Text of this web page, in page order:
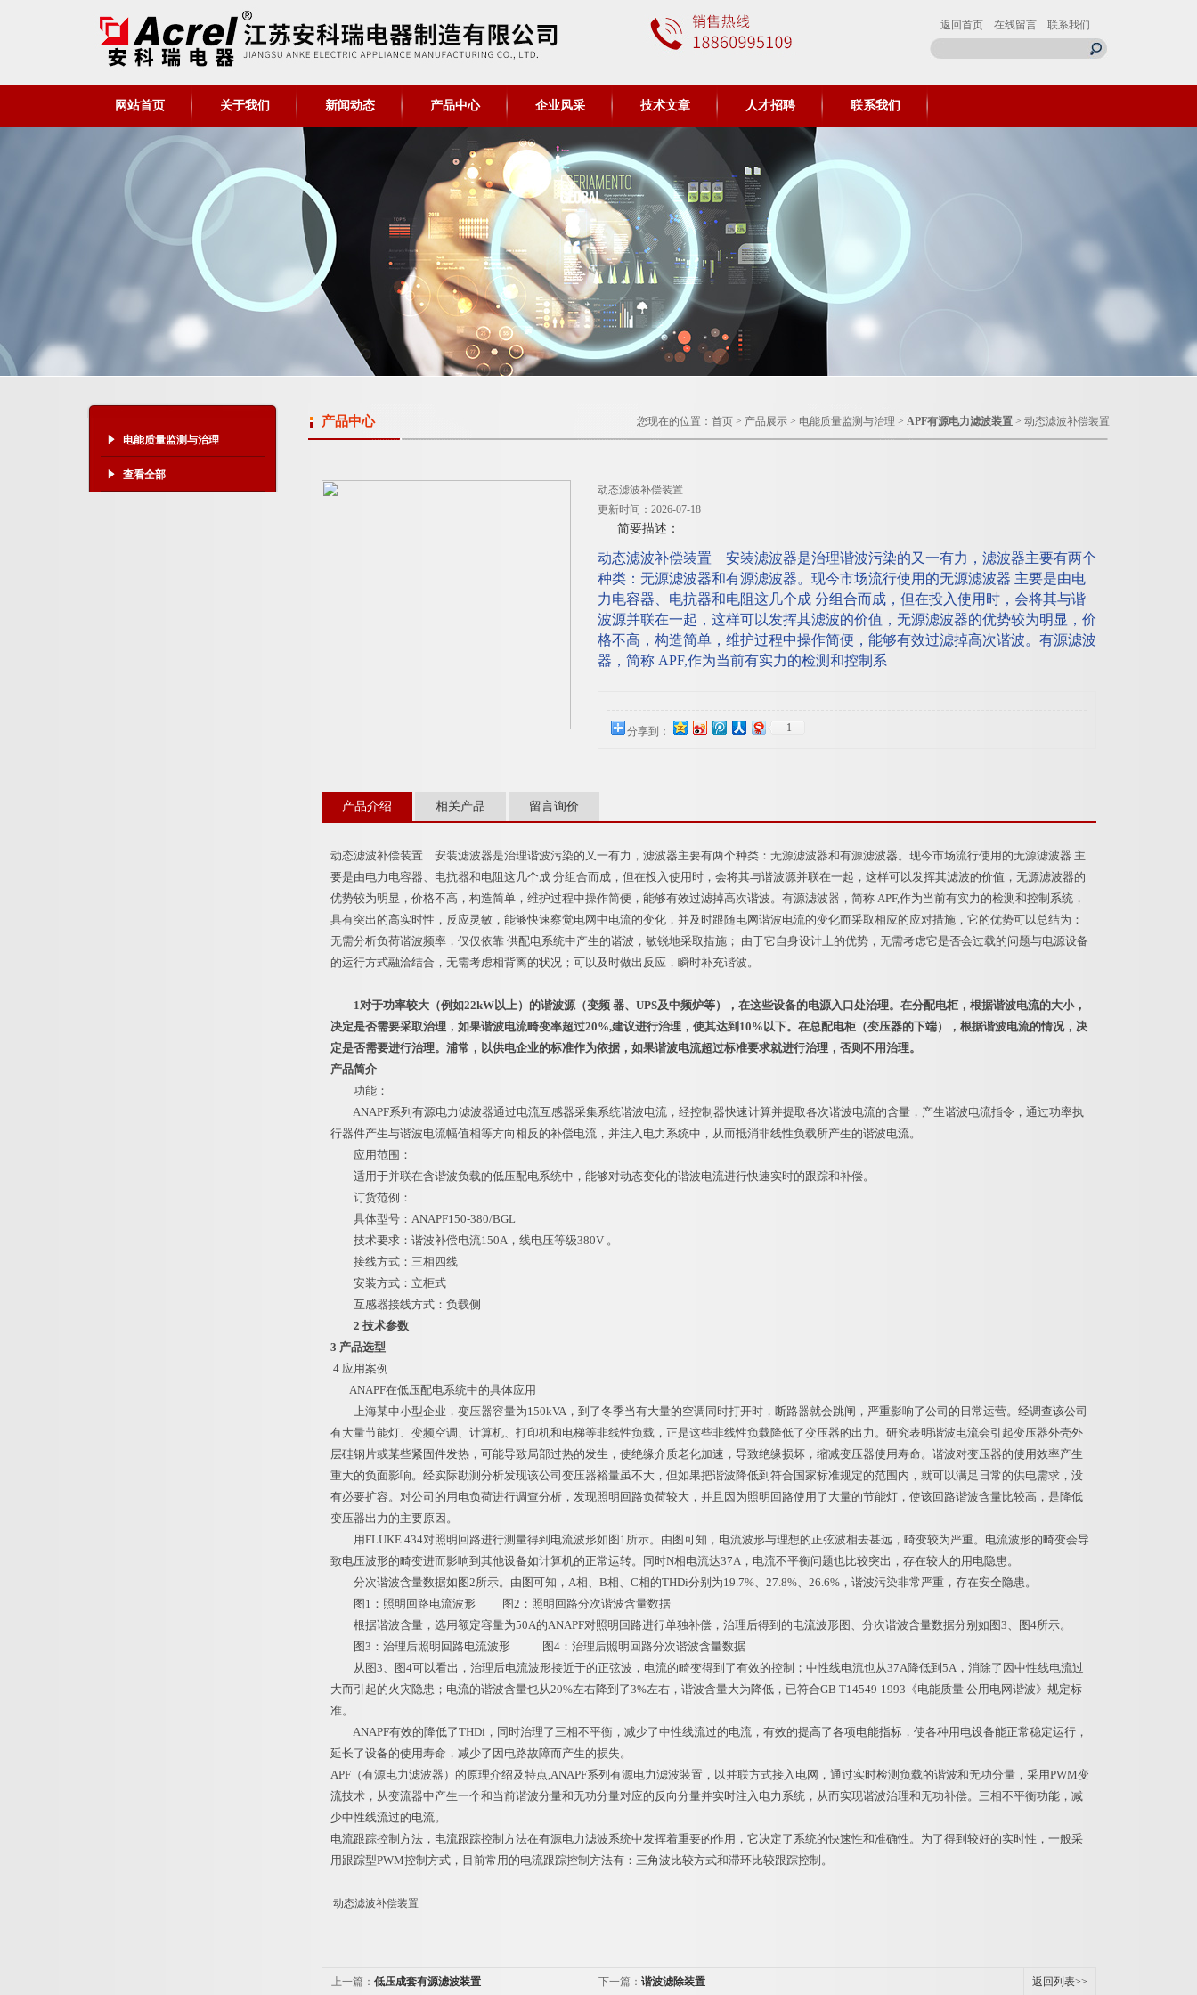
返回首页 在线留言 联系我们
网站首页 关于我们 新闻动态 产品中心 企业风采 技术文章 人才招聘 联系我们
电能质量监测与治理
查看全部
产品中心 您现在的位置： 首页 > 产品展示 > 电能质量监测与治理 > APF有源电力滤波装置 > 动态滤波补偿装置
动态滤波补偿装置
更新时间：2026-07-18
简要描述：
动态滤波补偿装置 安装滤波器是治理谐波污染的又一有力，滤波器主要有两个
种类：无源滤波器和有源滤波器。现今市场流行使用的无源滤波器 主要是由电
力电容器、电抗器和电阻这几个成 分组合而成，但在投入使用时，会将其与谐
波源并联在一起，这样可以发挥其滤波的价值，无源滤波器的优势较为明显，价
格不高，构造简单，维护过程中操作简便，能够有效过滤掉高次谐波。有源滤波
器，简称 APF,作为当前有实力的检测和控制系
分享到： 1
产品介绍 相关产品 留言询价
动态滤波补偿装置 安装滤波器是治理谐波污染的又一有力，滤波器主要有两个种类：无源滤波器和有源滤波器。现今市场流行使用的无源滤波器 主
要是由电力电容器、电抗器和电阻这几个成 分组合而成，但在投入使用时，会将其与谐波源并联在一起，这样可以发挥其滤波的价值，无源滤波器的
优势较为明显，价格不高，构造简单，维护过程中操作简便，能够有效过滤掉高次谐波。有源滤波器，简称 APF,作为当前有实力的检测和控制系统，
具有突出的高实时性，反应灵敏，能够快速察觉电网中电流的变化，并及时跟随电网谐波电流的变化而采取相应的应对措施，它的优势可以总结为：
无需分析负荷谐波频率，仅仅依靠 供配电系统中产生的谐波，敏锐地采取措施； 由于它自身设计上的优势，无需考虑它是否会过载的问题与电源设备
的运行方式融洽结合，无需考虑相背离的状况；可以及时做出反应，瞬时补充谐波。
1对于功率较大（例如22kW以上）的谐波源（变频 器、UPS及中频炉等），在这些设备的电源入口处治理。在分配电柜，根据谐波电流的大小，
决定是否需要采取治理，如果谐波电流畸变率超过20%,建议进行治理，使其达到10%以下。在总配电柜（变压器的下端），根据谐波电流的情况，决
定是否需要进行治理。浦常，以供电企业的标准作为依据，如果谐波电流超过标准要求就进行治理，否则不用治理。
产品简介
功能：
ANAPF系列有源电力滤波器通过电流互感器采集系统谐波电流，经控制器快速计算并提取各次谐波电流的含量，产生谐波电流指令，通过功率执
行器件产生与谐波电流幅值相等方向相反的补偿电流，并注入电力系统中，从而抵消非线性负载所产生的谐波电流。
应用范围：
适用于并联在含谐波负载的低压配电系统中，能够对动态变化的谐波电流进行快速实时的跟踪和补偿。
订货范例：
具体型号：ANAPF150-380/BGL
技术要求：谐波补偿电流150A，线电压等级380V 。
接线方式：三相四线
安装方式：立柜式
互感器接线方式：负载侧
2 技术参数
3 产品选型
4 应用案例
ANAPF在低压配电系统中的具体应用
上海某中小型企业，变压器容量为150kVA，到了冬季当有大量的空调同时打开时，断路器就会跳闸，严重影响了公司的日常运营。经调查该公司
有大量节能灯、变频空调、计算机、打印机和电梯等非线性负载，正是这些非线性负载降低了变压器的出力。研究表明谐波电流会引起变压器外壳外
层硅钢片或某些紧固件发热，可能导致局部过热的发生，使绝缘介质老化加速，导致绝缘损坏，缩减变压器使用寿命。谐波对变压器的使用效率产生
重大的负面影响。经实际勘测分析发现该公司变压器裕量虽不大，但如果把谐波降低到符合国家标准规定的范围内，就可以满足日常的供电需求，没
有必要扩容。对公司的用电负荷进行调查分析，发现照明回路负荷较大，并且因为照明回路使用了大量的节能灯，使该回路谐波含量比较高，是降低
变压器出力的主要原因。
用FLUKE 434对照明回路进行测量得到电流波形如图1所示。由图可知，电流波形与理想的正弦波相去甚远，畸变较为严重。电流波形的畸变会导
致电压波形的畸变进而影响到其他设备如计算机的正常运转。同时N相电流达37A，电流不平衡问题也比较突出，存在较大的用电隐患。
分次谐波含量数据如图2所示。由图可知，A相、B相、C相的THDi分别为19.7%、27.8%、26.6%，谐波污染非常严重，存在安全隐患。
图1：照明回路电流波形 图2：照明回路分次谐波含量数据
根据谐波含量，选用额定容量为50A的ANAPF对照明回路进行单独补偿，治理后得到的电流波形图、分次谐波含量数据分别如图3、图4所示。
图3：治理后照明回路电流波形 图4：治理后照明回路分次谐波含量数据
从图3、图4可以看出，治理后电流波形接近于的正弦波，电流的畸变得到了有效的控制；中性线电流也从37A降低到5A，消除了因中性线电流过
大而引起的火灾隐患；电流的谐波含量也从20%左右降到了3%左右，谐波含量大为降低，已符合GB T14549-1993《电能质量 公用电网谐波》规定标
准。
ANAPF有效的降低了THDi，同时治理了三相不平衡，减少了中性线流过的电流，有效的提高了各项电能指标，使各种用电设备能正常稳定运行，
延长了设备的使用寿命，减少了因电路故障而产生的损失。
APF（有源电力滤波器）的原理介绍及特点,ANAPF系列有源电力滤波装置，以并联方式接入电网，通过实时检测负载的谐波和无功分量，采用PWM变
流技术，从变流器中产生一个和当前谐波分量和无功分量对应的反向分量并实时注入电力系统，从而实现谐波治理和无功补偿。三相不平衡功能，减
少中性线流过的电流。
电流跟踪控制方法，电流跟踪控制方法在有源电力滤波系统中发挥着重要的作用，它决定了系统的快速性和准确性。为了得到较好的实时性，一般采
用跟踪型PWM控制方式，目前常用的电流跟踪控制方法有：三角波比较方式和滞环比较跟踪控制。
动态滤波补偿装置
上一篇： 低压成套有源滤波装置 下一篇： 谐波滤除装置 返回列表>>